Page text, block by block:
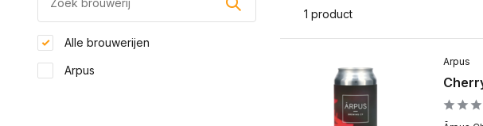
Alle brouwerijen
Arpus
1 product
Arpus